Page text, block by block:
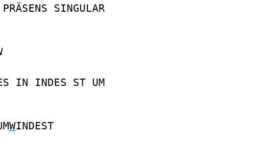
PRÄSENS SINGULAR
IN INDES ST UM
WINDEST